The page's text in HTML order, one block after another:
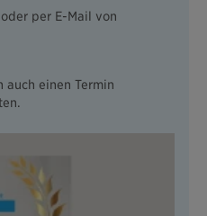
per E-Mail von
auch einen Termin